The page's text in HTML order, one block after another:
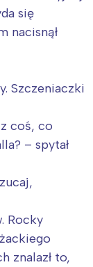
się
nacisnął
Szczeniaczki
coś, co
– spytał
Rocky
znalazł to,